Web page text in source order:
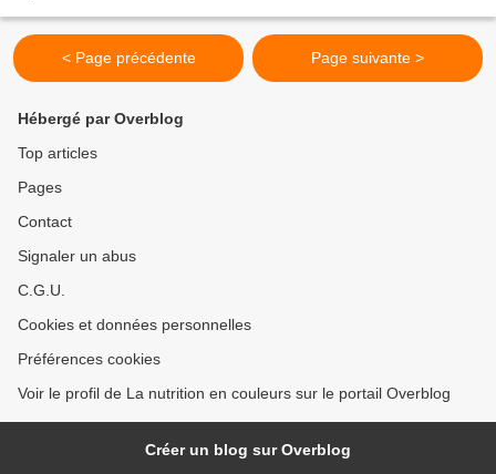
< Page précédente Page suivante >
Hébergé par Overblog
Top articles
Pages
Contact
Signaler un abus
C.G.U.
Cookies et données personnelles
Préférences cookies
Voir le profil de La nutrition en couleurs sur le portail Overblog
Créer un blog sur Overblog